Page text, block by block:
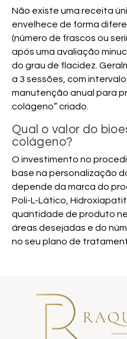
Não existe uma receita
envelhece de forma
(número de frascos ou
após uma avaliação
do grau de flacidez.
a 3 sessões, com
manutenção anual para
colágeno” criado.
Qual o valor do
colágeno?
O investimento no
base na personalização
depende da marca do
Poli-L-Lático,
quantidade de produto
áreas desejadas e do
no seu plano de